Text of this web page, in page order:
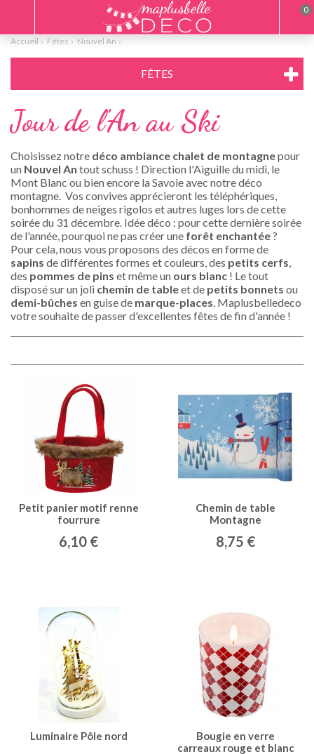
Accueil Fêtes Nouvel An
FÊTES
Jour de l'An au Ski
Choisissez notre déco ambiance chalet de montagnepour
un Nouvel An tout schuss ! Direction l'Aiguille du midi, le
Mont Blanc ou bien encore la Savoie avec notre déco
montagne. Vos convives apprécieront les téléphériques,
bonhommes de neiges rigolos et autres luges lors de cette
soirée du 31 décembre. Idée déco : pour cette dernière soirée
de l'année, pourquoi ne pas créer une forêt enchantée?
Pour cela, nous vous proposons des décos en forme de
sapins de différentes formes et couleurs, des petits cerfs,
des pommes de pins et même un ours blanc ! Le tout
disposé sur un joli chemin de tableet de petits bonnets ou
demi-bûches en guise de marque-places. Maplusbelledeco
votre souhaite de passer d'excellentes fêtes de fin d'année !
Petit panier motif renne
fourrure
6,10 €
Chemin de table
Montagne
8,75 €
Luminaire Pôle nord
Bougie en verre
carreaux rouge et blanc
0